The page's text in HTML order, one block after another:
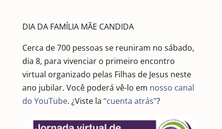
DIA DA FAMÍLIA MÃE CANDIDA
Cerca de 700 pessoas se reuniram no sábado,
dia 8, para vivenciar o primeiro encontro
virtual organizado pelas Filhas de Jesus neste
ano jubilar. Você poderá vê-lo em nosso canal
do YouTube. ¿Viste la “cuenta atrás”?